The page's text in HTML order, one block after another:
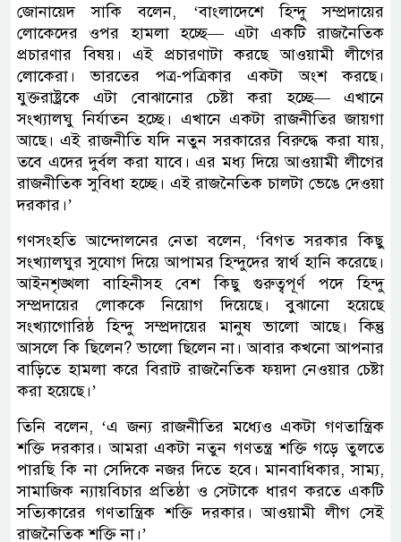
জোনায়েদ সাকি বলেন, ‘বাংলাদেশে হিন্দু সম্প্রদায়ের
লোকেদের ওপর হামলা হচ্ছে— এটা একটি রাজনৈতিক
প্রচারণার বিষয়। এই প্রচারণাটা করছে আওয়ামী লীগের
লোকেরা। ভারতের পত্র-পত্রিকার একটা অংশ করছে।
যুক্তরাষ্ট্রকে এটা বোঝানোর চেষ্টা করা হচ্ছে— এখানে
সংখ্যালঘু নির্যাতন হচ্ছে। এখানে একটা রাজনীতির জায়গা
আছে। এই রাজনীতি যদি নতুন সরকারের বিরুদ্ধে করা যায়,
তবে এদের দুর্বল করা যাবে। এর মধ্য দিয়ে আওয়ামী লীগের
রাজনীতিক সুবিধা হচ্ছে। এই রাজনৈতিক চালটা ভেঙে দেওয়া
দরকার।’
গণসংহতি আন্দোলনের নেতা বলেন, ‘বিগত সরকার কিছু
সংখ্যালঘুর সুযোগ দিয়ে আপামর হিন্দুদের স্বার্থ হানি করেছে।
আইনশৃঙ্খলা বাহিনীসহ বেশ কিছু গুরুত্বপূর্ণ পদে হিন্দু
সম্প্রদায়ের লোককে নিয়োগ দিয়েছে। বুঝানো হয়েছে
সংখ্যাগোরিষ্ঠ হিন্দু সম্প্রদায়ের মানুষ ভালো আছে। কিন্তু
আসলে কি ছিলেন? ভালো ছিলেন না। আবার কখনো আপনার
বাড়িতে হামলা করে বিরাট রাজনৈতিক ফয়দা নেওয়ার চেষ্টা
করা হয়েছে।’
তিনি বলেন, ‘এ জন্য রাজনীতির মধ্যেও একটা গণতান্ত্রিক
শক্তি দরকার। আমরা একটা নতুন গণতন্ত্র শক্তি গড়ে তুলতে
পারছি কি না সেদিকে নজর দিতে হবে। মানবাধিকার, সাম্য,
সামাজিক ন্যায়বিচার প্রতিষ্ঠা ও সেটাকে ধারণ করতে একটি
সত্যিকারের গণতান্ত্রিক শক্তি দরকার। আওয়ামী লীগ সেই
রাজনৈতিক শক্তি না।’